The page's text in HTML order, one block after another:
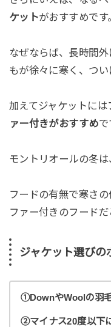
ケットがおすすめです
なぜならば、長時間
もが徐々に寒く、つい
加えてジャケットには
ァー付きがおすすめで
モントリオールの冬は
フードの有無で寒さ
ファー付きのフードだ
ジャケット選びの
①DownやWoolの羽
②マイナス20度以下